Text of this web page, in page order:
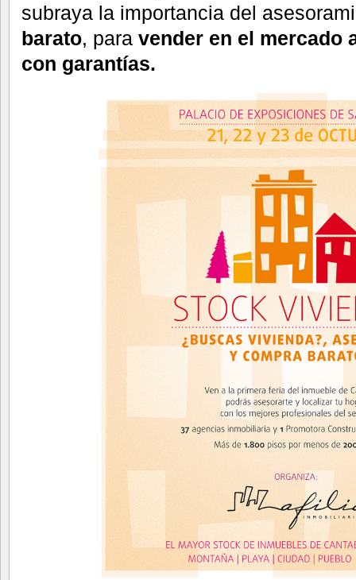
subraya la importancia del
barato, para vender en el mercado
con garantías.